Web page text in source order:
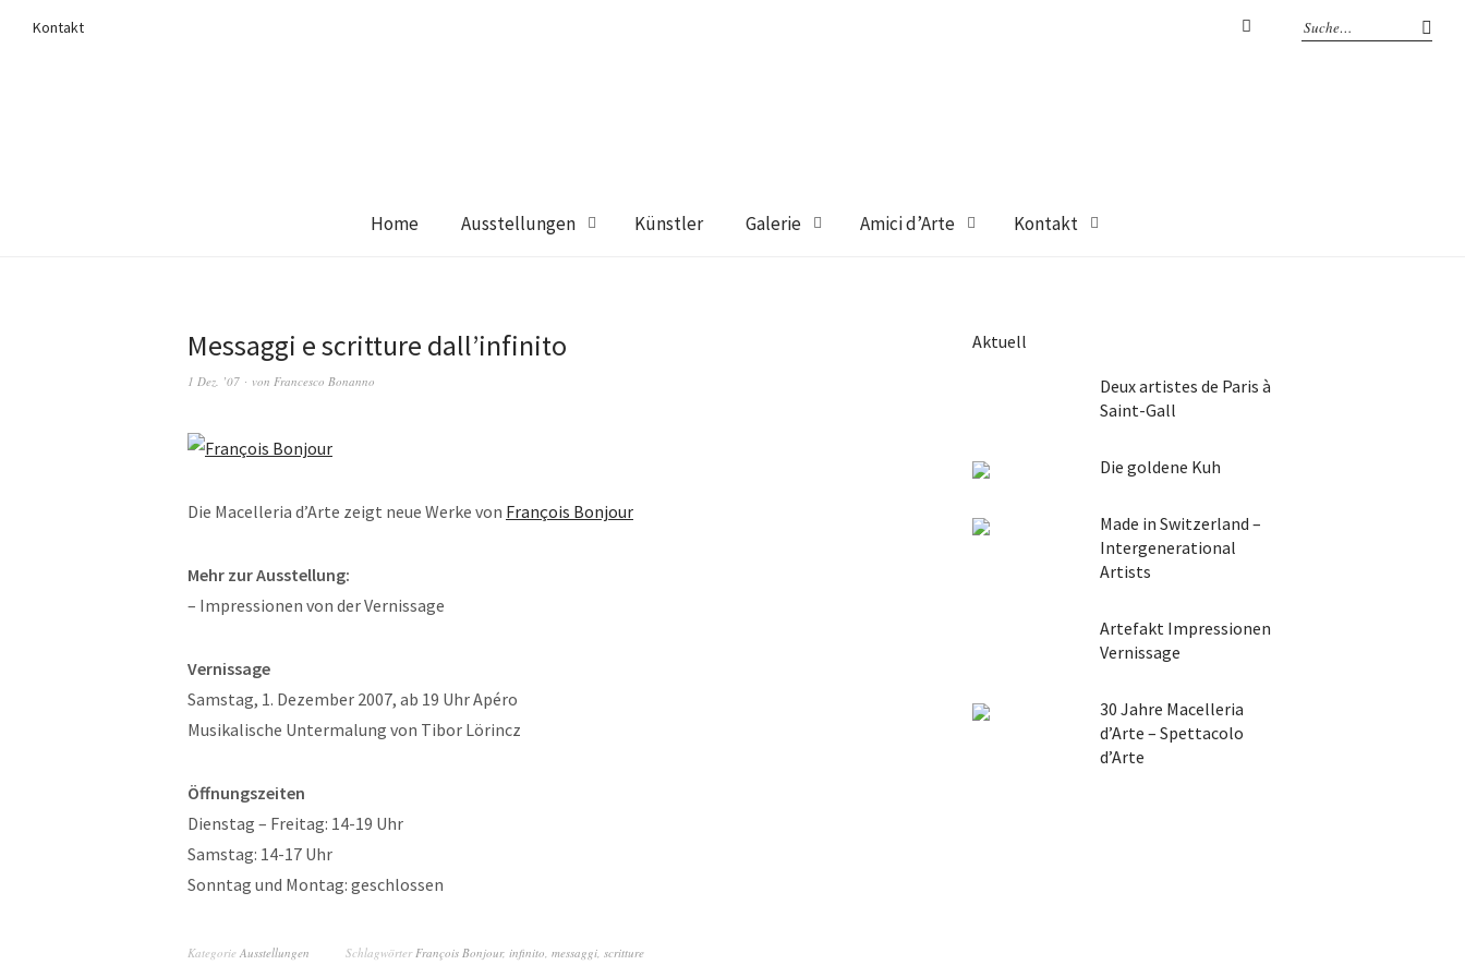
Kontakt
Home Ausstellungen Künstler Galerie Amici d’Arte Kontakt
Messaggi e scritture dall’infinito
1 Dez. ’07 von Francesco Bonanno
Die Macelleria d’Arte zeigt neue Werke von François Bonjour
Mehr zur Ausstellung:
– Impressionen von der Vernissage
Vernissage
Samstag, 1. Dezember 2007, ab 19 Uhr Apéro
Musikalische Untermalung von Tibor Lörincz
Öffnungszeiten
Dienstag – Freitag: 14-19 Uhr
Samstag: 14-17 Uhr
Sonntag und Montag: geschlossen
Kategorie Ausstellungen SchlagwörterFrançois Bonjour, infinito, messaggi, scritture
Aktuell
Deux artistes de Paris à
Saint-Gall
Die goldene Kuh
Made in Switzerland –
Intergenerational
Artists
Artefakt Impressionen
Vernissage
30 Jahre Macelleria
d’Arte – Spettacolo
d’Arte